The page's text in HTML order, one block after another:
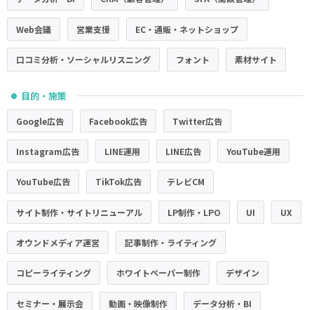
Web会議 営業支援 EC・通販・ネットショップ
口コミ分析・ソーシャルリスニング フォント 素材サイト
● 目的・施策
Google広告 Facebook広告 Twitter広告
Instagram広告 LINE運用 LINE広告 YouTube運用
YouTube広告 TikTok広告 テレビCM
サイト制作・サイトリニューアル LP制作・LPO UI UX
オウンドメディア運営 記事制作・ライティング
コピーライティング ホワイトペーパー制作 デザイン
セミナー・展示会 動画・映像制作 データ分析・BI